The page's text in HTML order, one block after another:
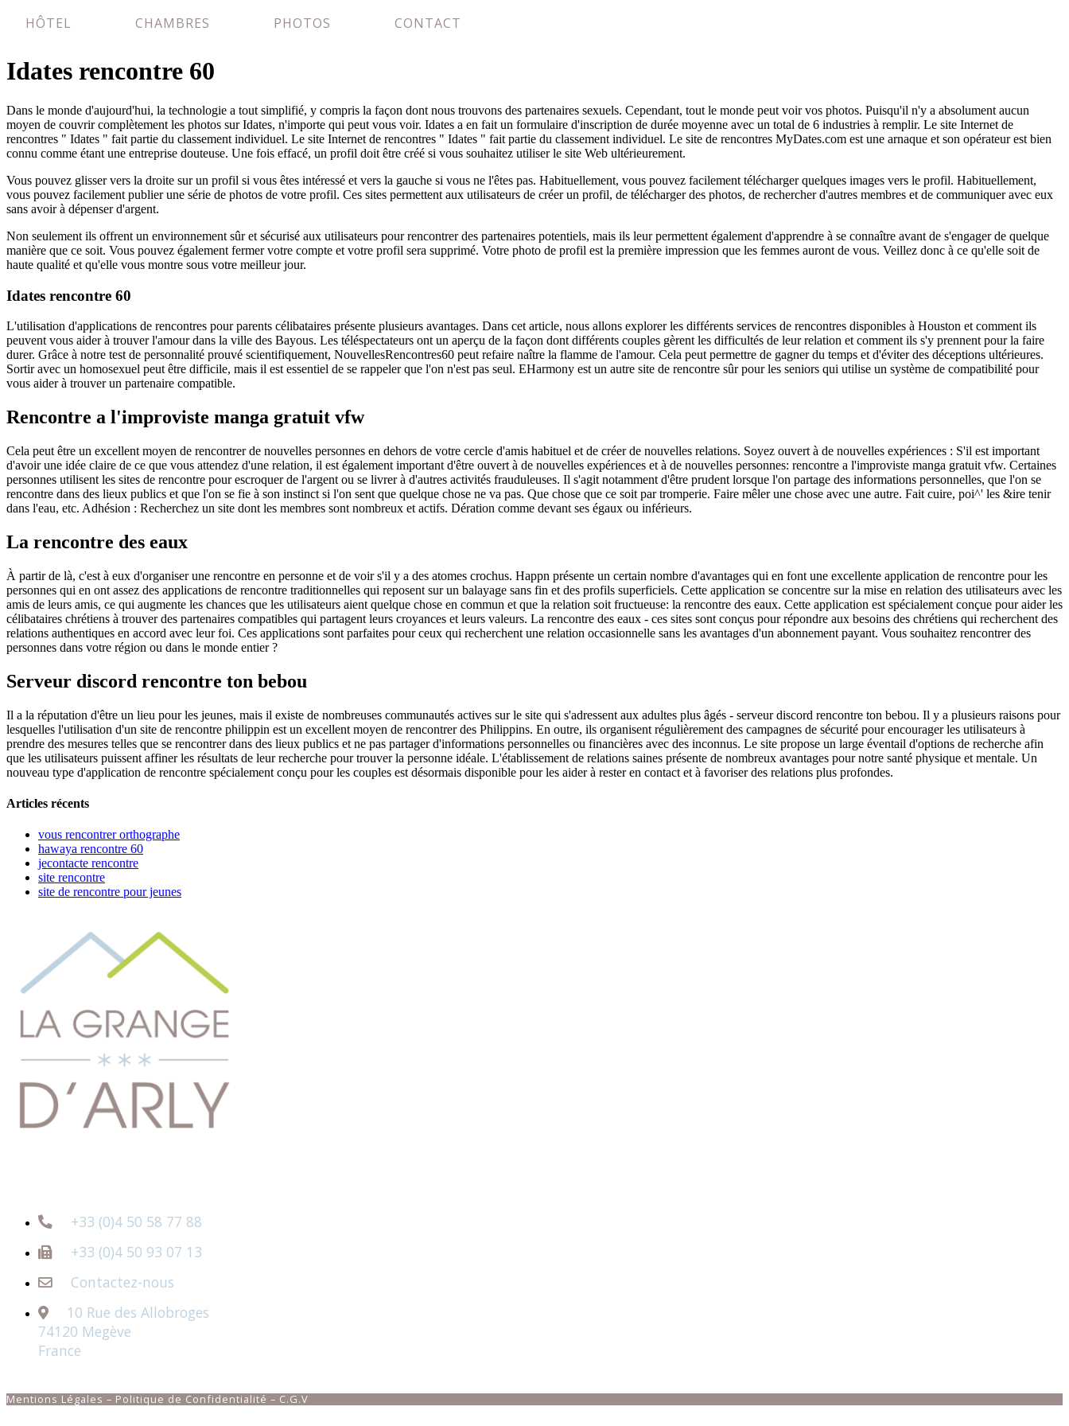
HÔTEL CHAMBRES PHOTOS CONTACT
Idates rencontre 60
Dans le monde d'aujourd'hui, la technologie a tout simplifié, y compris la façon dont nous trouvons des partenaires sexuels. Cependant, tout le monde peut voir vos photos. Puisqu'il n'y a absolument aucun
moyen de couvrir complètement les photos sur Idates, n'importe qui peut vous voir. Idates a en fait un formulaire d'inscription de durée moyenne avec un total de 6 industries à remplir. Le site Internet de
rencontres " Idates " fait partie du classement individuel. Le site Internet de rencontres " Idates " fait partie du classement individuel. Le site de rencontres MyDates.com est une arnaque et son opérateur est bien
connu comme étant une entreprise douteuse. Une fois effacé, un profil doit être créé si vous souhaitez utiliser le site Web ultérieurement.
Vous pouvez glisser vers la droite sur un profil si vous êtes intéressé et vers la gauche si vous ne l'êtes pas. Habituellement, vous pouvez facilement télécharger quelques images vers le profil. Habituellement,
vous pouvez facilement publier une série de photos de votre profil. Ces sites permettent aux utilisateurs de créer un profil, de télécharger des photos, de rechercher d'autres membres et de communiquer avec eux
sans avoir à dépenser d'argent.
Non seulement ils offrent un environnement sûr et sécurisé aux utilisateurs pour rencontrer des partenaires potentiels, mais ils leur permettent également d'apprendre à se connaître avant de s'engager de quelque
manière que ce soit. Vous pouvez également fermer votre compte et votre profil sera supprimé. Votre photo de profil est la première impression que les femmes auront de vous. Veillez donc à ce qu'elle soit de
haute qualité et qu'elle vous montre sous votre meilleur jour.
Idates rencontre 60
L'utilisation d'applications de rencontres pour parents célibataires présente plusieurs avantages. Dans cet article, nous allons explorer les différents services de rencontres disponibles à Houston et comment ils
peuvent vous aider à trouver l'amour dans la ville des Bayous. Les téléspectateurs ont un aperçu de la façon dont différents couples gèrent les difficultés de leur relation et comment ils s'y prennent pour la faire
durer. Grâce à notre test de personnalité prouvé scientifiquement, NouvellesRencontres60 peut refaire naître la flamme de l'amour. Cela peut permettre de gagner du temps et d'éviter des déceptions ultérieures.
Sortir avec un homosexuel peut être difficile, mais il est essentiel de se rappeler que l'on n'est pas seul. EHarmony est un autre site de rencontre sûr pour les seniors qui utilise un système de compatibilité pour
vous aider à trouver un partenaire compatible.
Rencontre a l'improviste manga gratuit vfw
Cela peut être un excellent moyen de rencontrer de nouvelles personnes en dehors de votre cercle d'amis habituel et de créer de nouvelles relations. Soyez ouvert à de nouvelles expériences : S'il est important
d'avoir une idée claire de ce que vous attendez d'une relation, il est également important d'être ouvert à de nouvelles expériences et à de nouvelles personnes: rencontre a l'improviste manga gratuit vfw. Certaines
personnes utilisent les sites de rencontre pour escroquer de l'argent ou se livrer à d'autres activités frauduleuses. Il s'agit notamment d'être prudent lorsque l'on partage des informations personnelles, que l'on se
rencontre dans des lieux publics et que l'on se fie à son instinct si l'on sent que quelque chose ne va pas. Que chose que ce soit par tromperie. Faire mêler une chose avec une autre. Fait cuire, poi^' les &ire tenir
dans l'eau, etc. Adhésion : Recherchez un site dont les membres sont nombreux et actifs. Dération comme devant ses égaux ou inférieurs.
La rencontre des eaux
À partir de là, c'est à eux d'organiser une rencontre en personne et de voir s'il y a des atomes crochus. Happn présente un certain nombre d'avantages qui en font une excellente application de rencontre pour les
personnes qui en ont assez des applications de rencontre traditionnelles qui reposent sur un balayage sans fin et des profils superficiels. Cette application se concentre sur la mise en relation des utilisateurs avec les
amis de leurs amis, ce qui augmente les chances que les utilisateurs aient quelque chose en commun et que la relation soit fructueuse: la rencontre des eaux. Cette application est spécialement conçue pour aider les
célibataires chrétiens à trouver des partenaires compatibles qui partagent leurs croyances et leurs valeurs. La rencontre des eaux - ces sites sont conçus pour répondre aux besoins des chrétiens qui recherchent des
relations authentiques en accord avec leur foi. Ces applications sont parfaites pour ceux qui recherchent une relation occasionnelle sans les avantages d'un abonnement payant. Vous souhaitez rencontrer des
personnes dans votre région ou dans le monde entier ?
Serveur discord rencontre ton bebou
Il a la réputation d'être un lieu pour les jeunes, mais il existe de nombreuses communautés actives sur le site qui s'adressent aux adultes plus âgés - serveur discord rencontre ton bebou. Il y a plusieurs raisons pour
lesquelles l'utilisation d'un site de rencontre philippin est un excellent moyen de rencontrer des Philippins. En outre, ils organisent régulièrement des campagnes de sécurité pour encourager les utilisateurs à
prendre des mesures telles que se rencontrer dans des lieux publics et ne pas partager d'informations personnelles ou financières avec des inconnus. Le site propose un large éventail d'options de recherche afin
que les utilisateurs puissent affiner les résultats de leur recherche pour trouver la personne idéale. L'établissement de relations saines présente de nombreux avantages pour notre santé physique et mentale. Un
nouveau type d'application de rencontre spécialement conçu pour les couples est désormais disponible pour les aider à rester en contact et à favoriser des relations plus profondes.
Articles récents
vous rencontrer orthographe
hawaya rencontre 60
jecontacte rencontre
site rencontre
site de rencontre pour jeunes
+33 (0)4 50 58 77 88
+33 (0)4 50 93 07 13
Contactez-nous
10 Rue des Allobroges
74120 Megève
France
Mentions Légales – Politique de Confidentialité – C.G.V